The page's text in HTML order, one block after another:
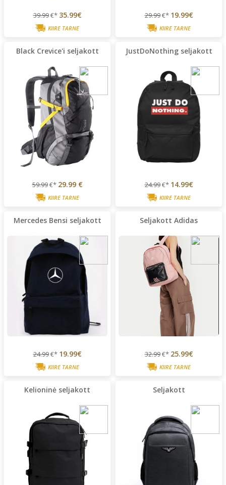
39.99€* 35.99€
KIIRE TARNE
29.99€* 19.99€
KIIRE TARNE
Black Crevice'i seljakott
59.99€* 29.99 €
KIIRE TARNE
JustDoNothing seljakott
24.99€* 14.99€
KIIRE TARNE
Mercedes Bensi seljakott
24.99€* 19.99€
KIIRE TARNE
Seljakott Adidas
32.99€* 25.99€
KIIRE TARNE
Kelioninė seljakott Seljakott